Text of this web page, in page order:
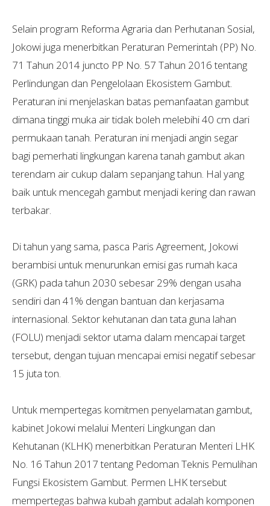
Selain program Reforma Agraria dan Perhutanan Sosial,
Jokowi juga menerbitkan Peraturan Pemerintah (PP) No.
71 Tahun 2014 juncto PP No. 57 Tahun 2016 tentang
Perlindungan dan Pengelolaan Ekosistem Gambut.
Peraturan ini menjelaskan batas pemanfaatan gambut
dimana tinggi muka air tidak boleh melebihi 40 cm dari
permukaan tanah. Peraturan ini menjadi angin segar
bagi pemerhati lingkungan karena tanah gambut akan
terendam air cukup dalam sepanjang tahun. Hal yang
baik untuk mencegah gambut menjadi kering dan rawan
terbakar.
Di tahun yang sama, pasca Paris Agreement, Jokowi
berambisi untuk menurunkan emisi gas rumah kaca
(GRK) pada tahun 2030 sebesar 29% dengan usaha
sendiri dan 41% dengan bantuan dan kerjasama
internasional. Sektor kehutanan dan tata guna lahan
(FOLU) menjadi sektor utama dalam mencapai target
tersebut, dengan tujuan mencapai emisi negatif sebesar
15 juta ton.
Untuk mempertegas komitmen penyelamatan gambut,
kabinet Jokowi melalui Menteri Lingkungan dan
Kehutanan (KLHK) menerbitkan Peraturan Menteri LHK
No. 16 Tahun 2017 tentang Pedoman Teknis Pemulihan
Fungsi Ekosistem Gambut. Permen LHK tersebut
mempertegas bahwa kubah gambut adalah komponen